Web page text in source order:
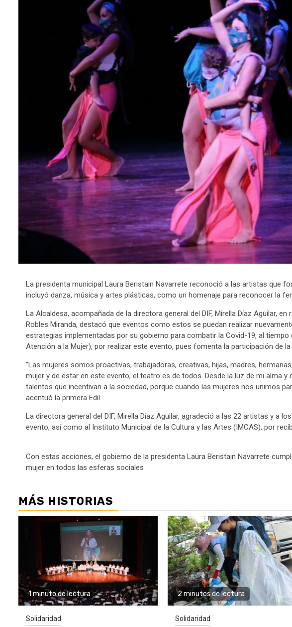
La presidenta municipal Laura Beristain Navarrete reconoció a las artistas que
incluyó danza, música y artes plásticas, como un homenaje para reconocer la
La Alcaldesa, acompañada de la directora general del DIF, Mirella Díaz Aguilar,
Robles Miranda, destacó que eventos como estos se puedan realizar
estrategias implementadas por su gobierno para combatir la Covid-19, al
Atención a la Mujer), por realizar este evento, pues fomenta la participación de
“Las mujeres somos proactivas, trabajadoras, creativas, hijas, madres,
mujer y de estar en este evento; el teatro es de todos. Desde la luz de mi alma
talentos que incentivan a la sociedad, porque cuando las mujeres nos unimos
acentuó la primera Edil.
La directora general del DIF, Mirella Díaz Aguilar, agradeció a las 22 artistas y a
evento, así como al Instituto Municipal de la Cultura y las Artes (IMCAS), por
Con estas acciones, el gobierno de la presidenta Laura Beristain Navarrete
mujer en todos las esferas sociales
MÁS HISTORIAS
1 minuto de lectura
Solidaridad
2 minutos de lectura
Solidaridad